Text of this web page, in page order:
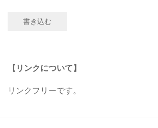
書き込む
【リンクについて】
リンクフリーです。